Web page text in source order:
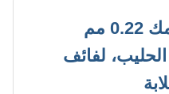
صفيحة تينبلات T4 بسمك 0.22 مم
لفائف